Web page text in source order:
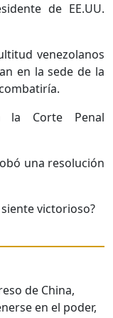
de EE.UU.
venezolanos
en la sede de la
Corte Penal
una resolución
victorioso?